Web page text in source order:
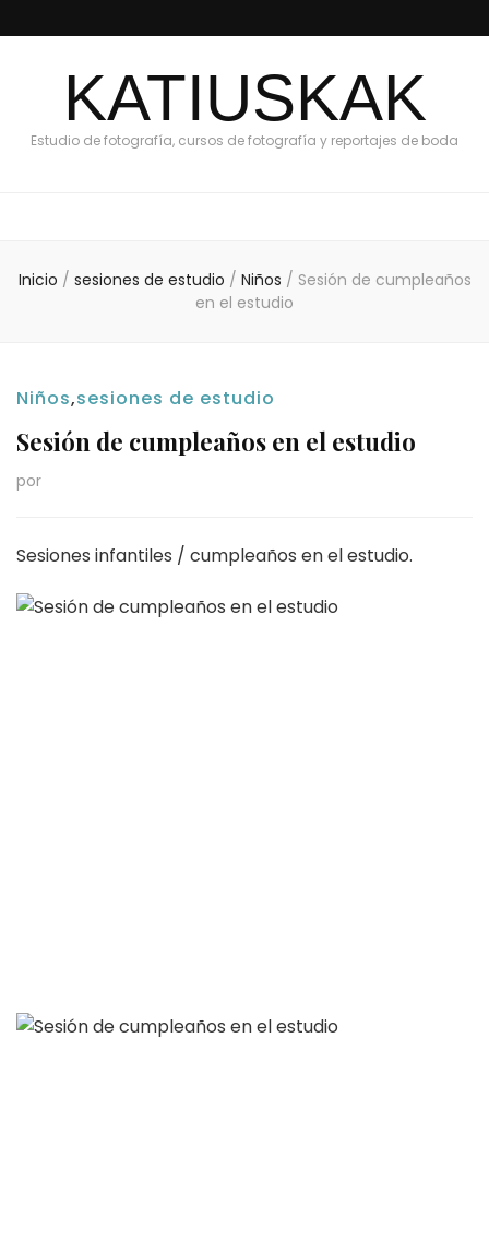
KATIUSKAK
Estudio de fotografía, cursos de fotografía y reportajes de boda
Inicio / sesiones de estudio / Niños / Sesión de cumpleaños
en el estudio
Niños,sesiones de estudio
Sesión de cumpleaños en el estudio
por
Sesiones infantiles / cumpleaños en el estudio.